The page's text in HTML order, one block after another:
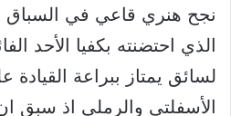
نجح هنري قاعي في السباق
الذي احتضنته بكفيا الأحد
لسائق يمتاز ببراعة القيادة
الأسفلتي والرملي اذ سبق